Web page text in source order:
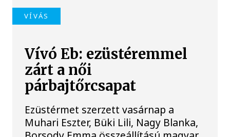
VÍVÁS
Vívó Eb: ezüstéremmel
zárt a női
párbajtőrcsapat
Ezüstérmet szerzett vasárnap a
Muhari Eszter, Büki Lili, Nagy Blanka,